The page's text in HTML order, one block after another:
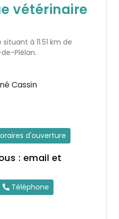
vétérinaire
à 11.51 km de
Plélan.
Cassin
d'ouverture
: email et
Téléphone